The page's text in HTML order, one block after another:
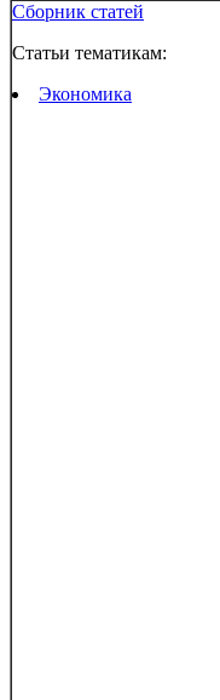
Сборник статей
Статьи тематикам:
Экономика